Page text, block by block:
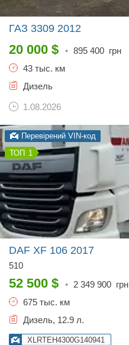
ГАЗ 3309 2012
20 000 $ • 895 400 грн
43 тыс. км
Дизель
1.08.2026
Перевірений VIN-код
1
DAF XF 106 2017
510
52 500 $ • 2 349 900 грн
675 тыс. км
Дизель, 12.9 л.
XLRTEH4300G140941